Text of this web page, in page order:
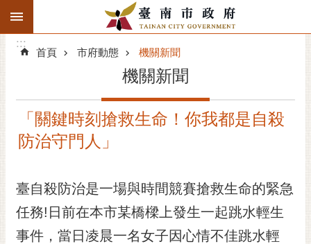
跳到主要內容區塊
搜
階
精彩府城
市府團隊
主題服務
:::
:::
首頁 市府動態 機關新聞
機關新聞
「關鍵時刻搶救生命！你我都是自殺
防治守門人」
臺自殺防治是一場與時間競賽搶救生命的緊急
任務!日前在本市某橋樑上發生一起跳水輕生
事件，當日凌晨一名女子因心情不佳跳水輕